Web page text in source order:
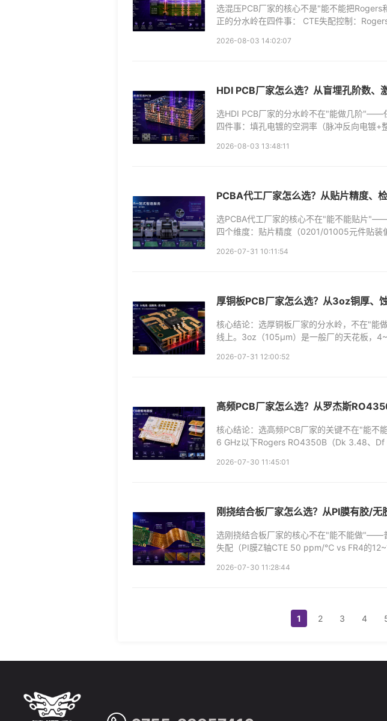
选混压PCB厂家的核心不是"能不能把
正的分水岭在四件事： CTE失配控制：
2026-08-03 14:02:07
HDI PCB厂家怎么选？从盲埋孔阶数、
选HDI PCB厂家的分水岭不在"能做几阶"——
四件事：填孔电镀的空洞率（脉冲反向电镀+
2026-08-03 13:48:11
PCBA代工厂家怎么选？从贴片精度、
选PCBA代工厂家的核心不在"能不能贴片
四个维度：贴片精度（0201/01005元件贴
2026-07-31 10:11:54
厚铜板PCB厂家怎么选？从3oz铜厚、
核心结论：选厚铜板厂家的分水岭，不在"能
线上。3oz（105μm）是一般厂的天花板，
2026-07-31 12:00:52
高频PCB厂家怎么选？从罗杰斯
核心结论：选高频PCB厂家的关键不在"能不
6 GHz以下Rogers RO4350B（Dk 3.48、
2026-07-30 11:45:01
刚挠结合板厂家怎么选？从PI膜有胶/
选刚挠结合板厂家的核心不在"能不能做"——
失配（PI膜Z轴CTE 50 ppm/℃ vs FR4的
2026-07-30 11:28:44
1 2 3 4